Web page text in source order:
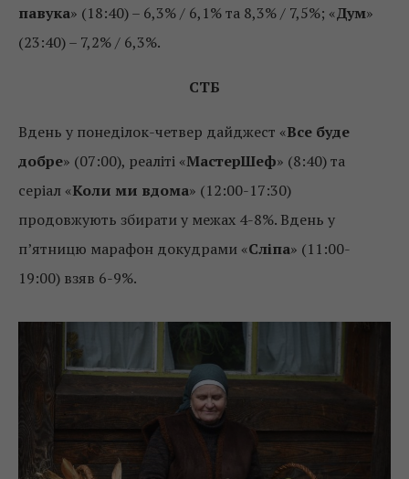
павука» (18:40) – 6,3% / 6,1% та 8,3% / 7,5%; «Дум»
(23:40) – 7,2% / 6,3%.
СТБ
Вдень у понеділок-четвер дайджест «Все буде
добре» (07:00), реаліті «МастерШеф» (8:40) та
серіал «Коли ми вдома» (12:00-17:30)
продовжують збирати у межах 4-8%. Вдень у
п’ятницю марафон докудрами «Сліпа» (11:00-
19:00) взяв 6-9%.